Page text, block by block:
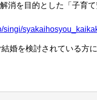
消を目的とした「子育
singi/
婚を検討されている方